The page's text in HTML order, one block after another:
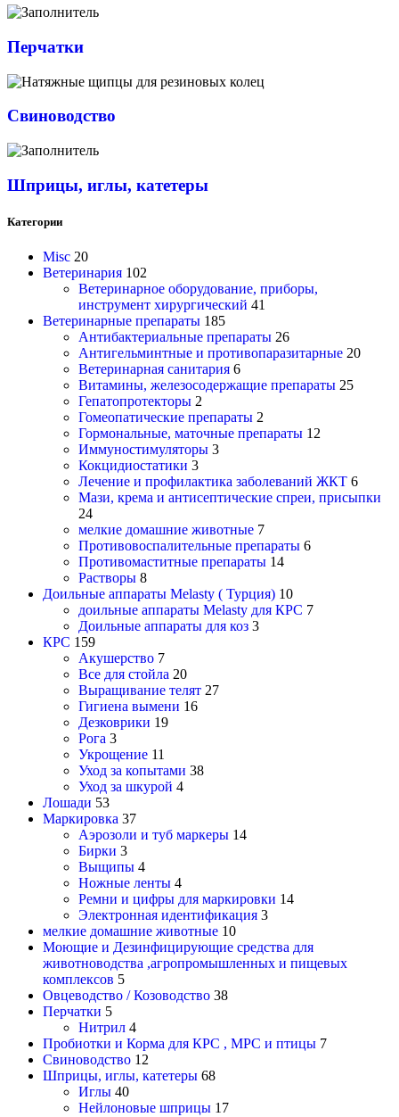
Перчатки
Свиноводство
Шприцы, иглы, катетеры
Категории
Misc 20
Ветеринария 102
Ветеринарное оборудование, приборы,
инструмент хирургический 41
Ветеринарные препараты 185
Антибактериальные препараты 26
Антигельминтные и противопаразитарные 20
Ветеринарная санитария 6
Витамины, железосодержащие препараты 25
Гепатопротекторы 2
Гомеопатические препараты 2
Гормональные, маточные препараты 12
Иммуностимуляторы 3
Кокцидиостатики 3
Лечение и профилактика заболеваний ЖКТ 6
Мази, крема и антисептические спреи, присыпки
24
мелкие домашние животные 7
Противовоспалительные препараты 6
Противомаститные препараты 14
Растворы 8
Доильные аппараты Melasty ( Турция) 10
доильные аппараты Melasty для КРС 7
Доильные аппараты для коз 3
КРС 159
Акушерство 7
Все для стойла 20
Выращивание телят 27
Гигиена вымени 16
Дезковрики 19
Рога 3
Укрощение 11
Уход за копытами 38
Уход за шкурой 4
Лошади 53
Маркировка 37
Аэрозоли и туб маркеры 14
Бирки 3
Выщипы 4
Ножные ленты 4
Ремни и цифры для маркировки 14
Электронная идентификация 3
мелкие домашние животные 10
Моющие и Дезинфицирующие средства для
животноводства ,агропромышленных и пищевых
комплексов 5
Овцеводство / Козоводство 38
Перчатки 5
Нитрил 4
Пробиотки и Корма для КРС , МРС и птицы 7
Свиноводство 12
Шприцы, иглы, катетеры 68
Иглы 40
Нейлоновые шприцы 17